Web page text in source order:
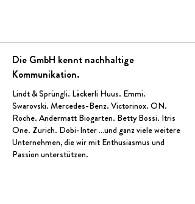
Die GmbH kennt nachhaltige
Kommunikation.
Lindt & Sprüngli. Läckerli Huus. Emmi.
Swarovski. Mercedes-Benz. Victorinox. ON.
Roche. Andermatt Biogarten. Betty Bossi. Itris
One. Zurich. Dobi-Inter…und ganz viele weitere
Unternehmen, die wir mit Enthusiasmus und
Passion unterstützen.